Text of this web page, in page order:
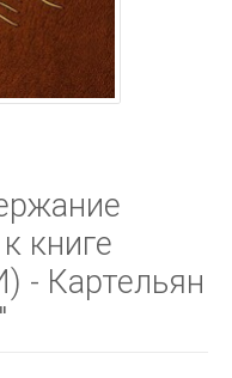
книге
- Картельян